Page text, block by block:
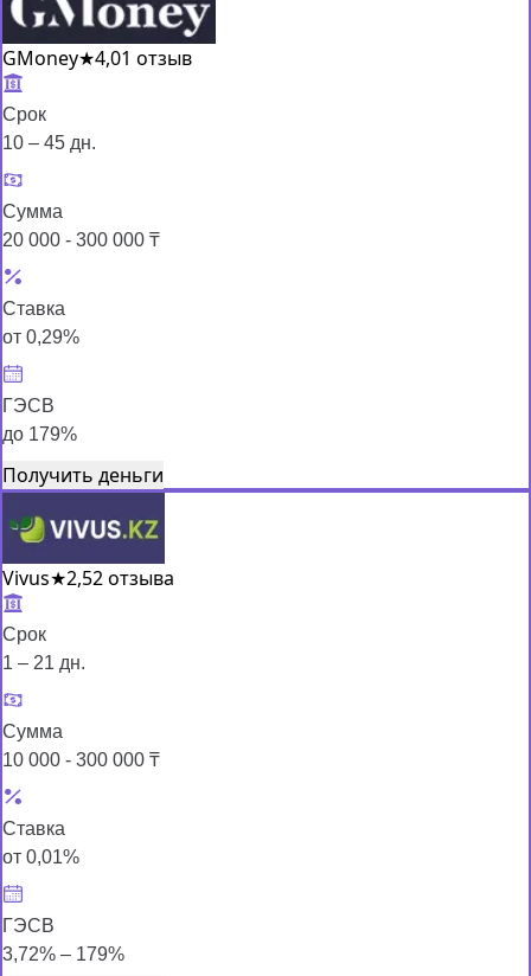
GMoney★4,01 отзыв
Срок
10 – 45 дн.
Сумма
20 000 - 300 000 ₸
Ставка
от 0,29%
ГЭСВ
до 179%
Получить деньги
Vivus★2,52 отзыва
Срок
1 – 21 дн.
Сумма
10 000 - 300 000 ₸
Ставка
от 0,01%
ГЭСВ
3,72% – 179%